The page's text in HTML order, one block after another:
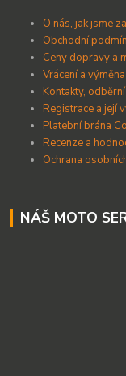
O nás, jak jsme
Obchodní
Ceny dopravy a
Vrácení a
Kontakty,
Registrace a její
Platební brána
Recenze a
Ochrana
NÁŠ MOTO